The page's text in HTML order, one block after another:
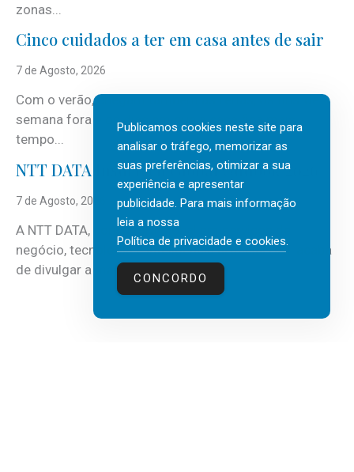
zonas...
Cinco cuidados a ter em casa antes de sair
7 de Agosto, 2026
Com o verão, chegam também as férias, os fins-de-
semana fora e os dias em que a casa fica mais
tempo...
NTT DATA Insurtech Global Outlook 2026
7 de Agosto, 2026
A NTT DATA, consultora global em serviços de
negócio, tecnologia e inteligência artificial (IA), acaba
de divulgar a mais recente...
Publicamos cookies neste site para
analisar o tráfego, memorizar as
suas preferências, otimizar a sua
experiência e apresentar
publicidade. Para mais informação
leia a nossa
Política de privacidade e cookies.
CONCORDO